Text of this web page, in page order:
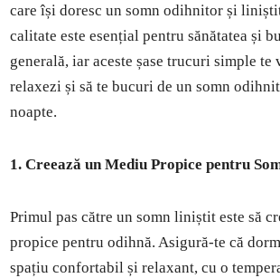
care își doresc un somn odihnitor și
calitate este esențial pentru sănătatea și
generală, iar aceste șase trucuri simple te
relaxezi și să te bucuri de un somn
noapte.
1. Creează un Mediu Propice pentru
Primul pas către un somn liniștit este să
propice pentru odihnă. Asigură-te că
spațiu confortabil și relaxant, cu o